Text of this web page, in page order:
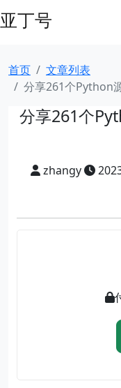
亚丁号
首页
文章列表
分享261个Python
分享261个
zhangy